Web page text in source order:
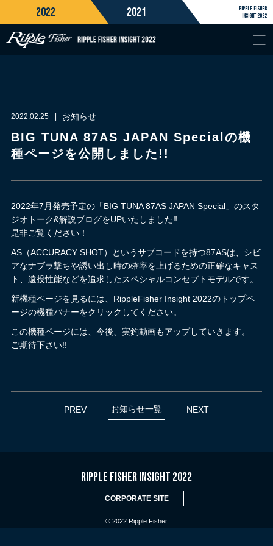
2022 2021
RIPPLE FISHER
INSIGHT 2022
2022.02.25 お知らせ
BIG TUNA 87AS JAPAN Specialの機
種ページを公開しました!!
2022年7月発売予定の「BIG TUNA 87AS JAPAN Special」のスタ
ジオトーク&解説ブログをUPいたしました‼
是非ご覧ください！
AS（ACCURACY SHOT）というサブコードを持つ87ASは、シビ
アなナブラ撃ちや誘い出し時の確率を上げるための正確なキャス
ト、遠投性能などを追求したスペシャルコンセプトモデルです。
新機種ページを見るには、RippleFisher Insight 2022のトップペ
ージの機種バナーをクリックしてください。
この機種ページには、今後、実釣動画もアップしていきます。
ご期待下さい!!
PREV お知らせ一覧 NEXT
RIPPLE FISHER INSIGHT 2022
CORPORATE SITE
© 2022 Ripple Fisher